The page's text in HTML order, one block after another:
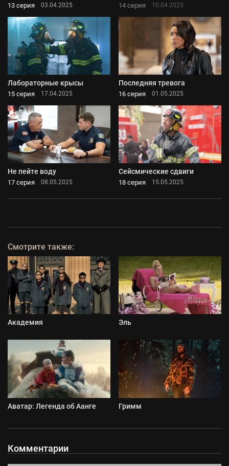
13 серия 03.04.2025 14 серия 10.04.2025
Лабораторные крысы
15 серия 17.04.2025
Последняя тревога
16 серия 01.05.2025
Не пейте воду
17 серия 08.05.2025
Сейсмические сдвиги
18 серия 15.05.2025
Смотрите также:
Академия Эль
Аватар: Легенда об Аанге Гримм
Комментарии